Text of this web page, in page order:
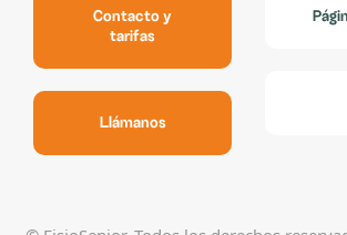
Contacto y
tarifas
Llámanos